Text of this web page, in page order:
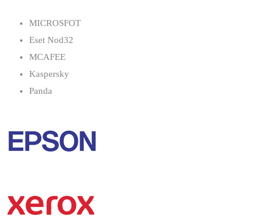
MICROSFOT
Eset Nod32
MCAFEE
Kaspersky
Panda